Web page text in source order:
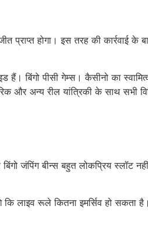
होगा। इस तरह की कार्रवाई के
बिंगो पीसी गेम्स। कैसीनो का
और अन्य रील यांत्रिकी के साथ सभी
जंपिंग बीन्स बहुत लोकप्रिय स्लॉट
लाइव रूले कितना इमर्सिव हो सकता है।